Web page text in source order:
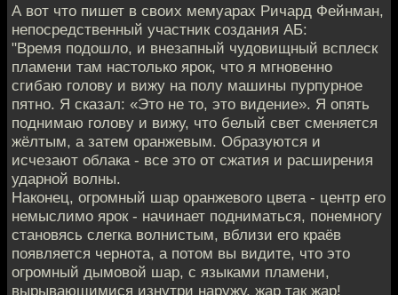
А вот что пишет в своих мемуарах Ричард Фейнман,
непосредственный участник создания АБ:
"Время подошло, и внезапный чудовищный всплеск
пламени там настолько ярок, что я мгновенно
сгибаю голову и вижу на полу машины пурпурное
пятно. Я сказал: «Это не то, это видение». Я опять
поднимаю голову и вижу, что белый свет сменяется
жёлтым, а затем оранжевым. Образуются и
исчезают облака - все это от сжатия и расширения
ударной волны.
Наконец, огромный шар оранжевого цвета - центр его
немыслимо ярок - начинает подниматься, понемногу
становясь слегка волнистым, вблизи его краёв
появляется чернота, а потом вы видите, что это
огромный дымовой шар, с языками пламени,
вырывающимися изнутри наружу, жар так жар!